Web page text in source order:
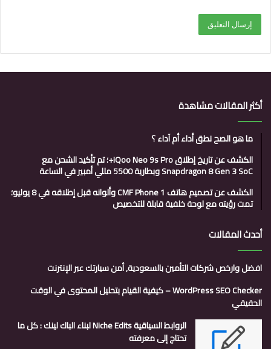
أكثر المقالات مشاهدة
ما هو الصح نطق أداء أم آداء ؟
الكشف عن تاريخ إطلاق iQoo Neo 9s Pro+؛ تم تأكيد الشحن مع
Snapdragon 8 Gen 3 SoC وبطارية 5500 مللي أمبير في الساعة
الكشف عن تصميم هاتف CMF Phone 1 وألوانه قبل إطلاقه في 8 يوليو؛
تمت رؤيته مع لوحة خلفية قابلة للتخصيص
أحدث المقالات
افضل وارخص شركات التأمين بالسعودية, أمن سيارتك عبر الإنترنت
WordPress SEO Checker – كيفية القيام بتحليل المحتوى في الوقت
الحقيقي
الروابط السياقية Niche Edits لبناء الباك لينك : كل ما
تحتاج إلى معرفته